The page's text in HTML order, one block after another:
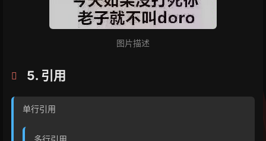
图片描述
5. 引用
单行引用
多行引用